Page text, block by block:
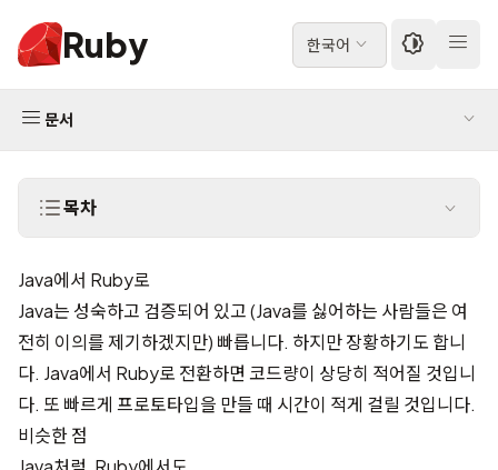
Ruby 한국어
문서
목차
Java에서 Ruby로
Java는 성숙하고 검증되어 있고 (Java를 싫어하는 사람들은 여
전히 이의를 제기하겠지만) 빠릅니다. 하지만 장황하기도 합니
다. Java에서 Ruby로 전환하면 코드량이 상당히 적어질 것입니
다. 또 빠르게 프로토타입을 만들 때 시간이 적게 걸릴 것입니다.
비슷한 점